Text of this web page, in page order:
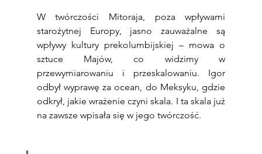
W twórczości Mitoraja, poza wpływami
starożytnej Europy, jasno zauważalne są
wpływy kultury prekolumbijskiej – mowa o
sztuce Majów, co widzimy w
przewymiarowaniu i przeskalowaniu. Igor
odbył wyprawę za ocean, do Meksyku, gdzie
odkrył, jakie wrażenie czyni skala. I ta skala już
na zawsze wpisała się w jego twórczość.